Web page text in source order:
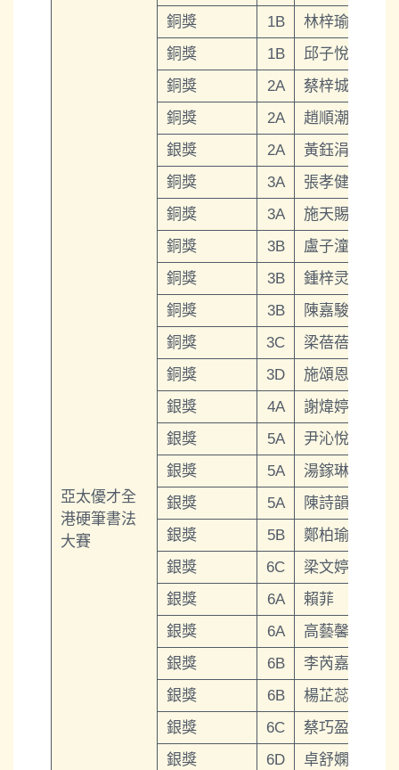
亞太優才全
港硬筆書法
大賽
銅獎
1B
林梓瑜
銅獎
1B
邱子悅
銅獎
2A
蔡梓城
銅獎
2A
趙順潮
銀獎
2A
黃鈺涓
銅獎
3A
張孝健
銅獎
3A
施天賜
銅獎
3B
盧子潼
銅獎
3B
鍾梓灵
銅獎
3B
陳嘉駿
銅獎
3C
梁蓓蓓
銅獎
3D
施頌恩
銀獎
4A
謝煒婷
銀獎
5A
尹沁悅
銀獎
5A
湯鎵琳
銀獎
5A
陳詩韻
銀獎
5B
鄭柏瑜
銀獎
6C
梁文婷
銀獎
6A
賴菲
銀獎
6A
高藝馨
銀獎
6B
李芮嘉
銀獎
6B
楊芷蕊
銀獎
6C
蔡巧盈
銀獎
6D
卓舒嫻